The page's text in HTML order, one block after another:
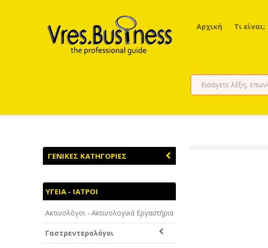
Αρχική Τι είναι;
ΓΕΝΙΚΕΣ ΚΑΤΗΓΟΡΙΕΣ
ΑΓΡΟΤΙΚΑ - ΚΤΗΝΟΤΡΟΦΙΚΑ
ΑΘΛΗΤΙΣΜΟΣ
ΑΥΤΟΚΙΝΗΤΑ - ΜΗΧΑΝΕΣ - ΣΚΑΦΗ
ΔΙΑΣΚΕΔΑΣΗ - ΨΥΧΑΓΩΓΙΑ - ΤΕΧΝΕΣ
ΥΓΕΙΑ - ΙΑΤΡΟΙ
Ακτινολόγοι - Ακτινολογικά Εργαστήρια
Γαστρεντερολόγοι